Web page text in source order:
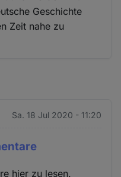
Geschichte
Zeit nahe zu
Sa. 18 Jul 2020 - 11:20
hier zu lesen.